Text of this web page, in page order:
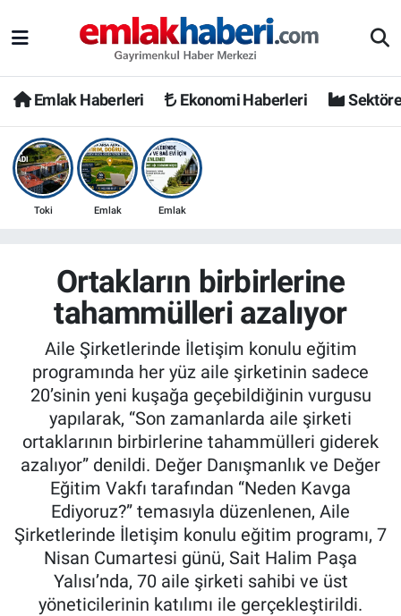
Emlak Haberleri Ekonomi Haberleri
Toki Emlak Emlak
Ortakların birbirlerine
tahammülleri azalıyor
Aile Şirketlerinde İletişim konulu eğitim
programında her yüz aile şirketinin sadece
20’sinin yeni kuşağa geçebildiğinin vurgusu
yapılarak, “Son zamanlarda aile şirketi
ortaklarının birbirlerine tahammülleri giderek
azalıyor” denildi. Değer Danışmanlık ve Değer
Eğitim Vakfı tarafından “Neden Kavga
Ediyoruz?” temasıyla düzenlenen, Aile
Şirketlerinde İletişim konulu eğitim programı, 7
Nisan Cumartesi günü, Sait Halim Paşa
Yalısı’nda, 70 aile şirketi sahibi ve üst
yöneticilerinin katılımı ile gerçekleştirildi.